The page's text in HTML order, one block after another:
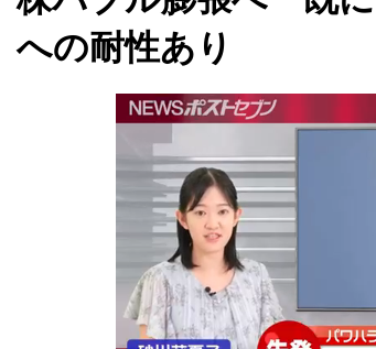
への耐性あり